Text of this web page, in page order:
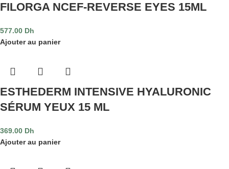
FILORGA NCEF-REVERSE EYES 15ML
577.00 Dh
Ajouter au panier
ESTHEDERM INTENSIVE HYALURONIC
SÉRUM YEUX 15 ML
369.00 Dh
Ajouter au panier